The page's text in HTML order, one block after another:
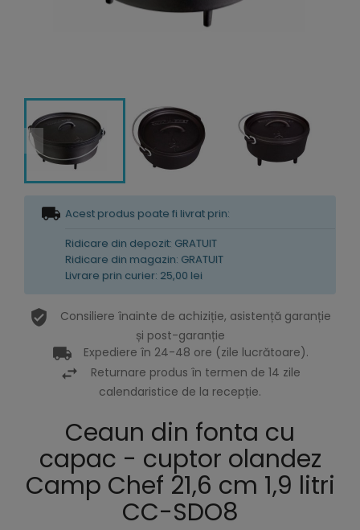
Acest produs poate fi livrat prin:
Ridicare din depozit: GRATUIT
Ridicare din magazin: GRATUIT
Livrare prin curier: 25,00 lei
Consiliere înainte de achiziție, asistență garanție
și post-garanție
Expediere în 24-48 ore (zile lucrătoare).
Returnare produs în termen de 14 zile
calendaristice de la recepție.
Ceaun din fonta cu
capac - cuptor olandez
Camp Chef 21,6 cm 1,9 litri
CC-SDO8